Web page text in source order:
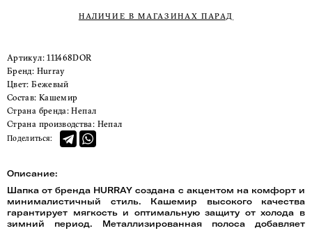
НАЛИЧИЕ В МАГАЗИНАХ ПАРАД
Артикул:111468DOR
Бренд:
Hurray
Цвет:
Бежевый
Состав: Кашемир
Страна бренда: Непал
Страна производства: Непал
Поделиться:
Описание:
Шапка от бренда HURRAY создана с акцентом на комфорт и
минималистичный стиль. Кашемир высокого качества
гарантирует мягкость и оптимальную защиту от холода в
зимний период. Металлизированная полоса добавляет